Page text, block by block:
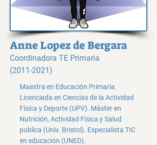
Anne Lopez de Bergara
Coordinadora TE Primaria
(2011-2021)
Maestra en Educación Primaria.
Licenciada en Ciencias de la Actividad
Física y Deporte (UPV). Máster en
Nutrición, Actividad Física y Salud
publica (Univ. Bristol). Especialista TIC
en educación (UNED).